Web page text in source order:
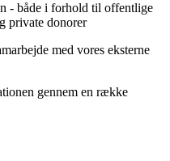
- både i forhold til offentlige
private donorer
med vores eksterne
gennem en række